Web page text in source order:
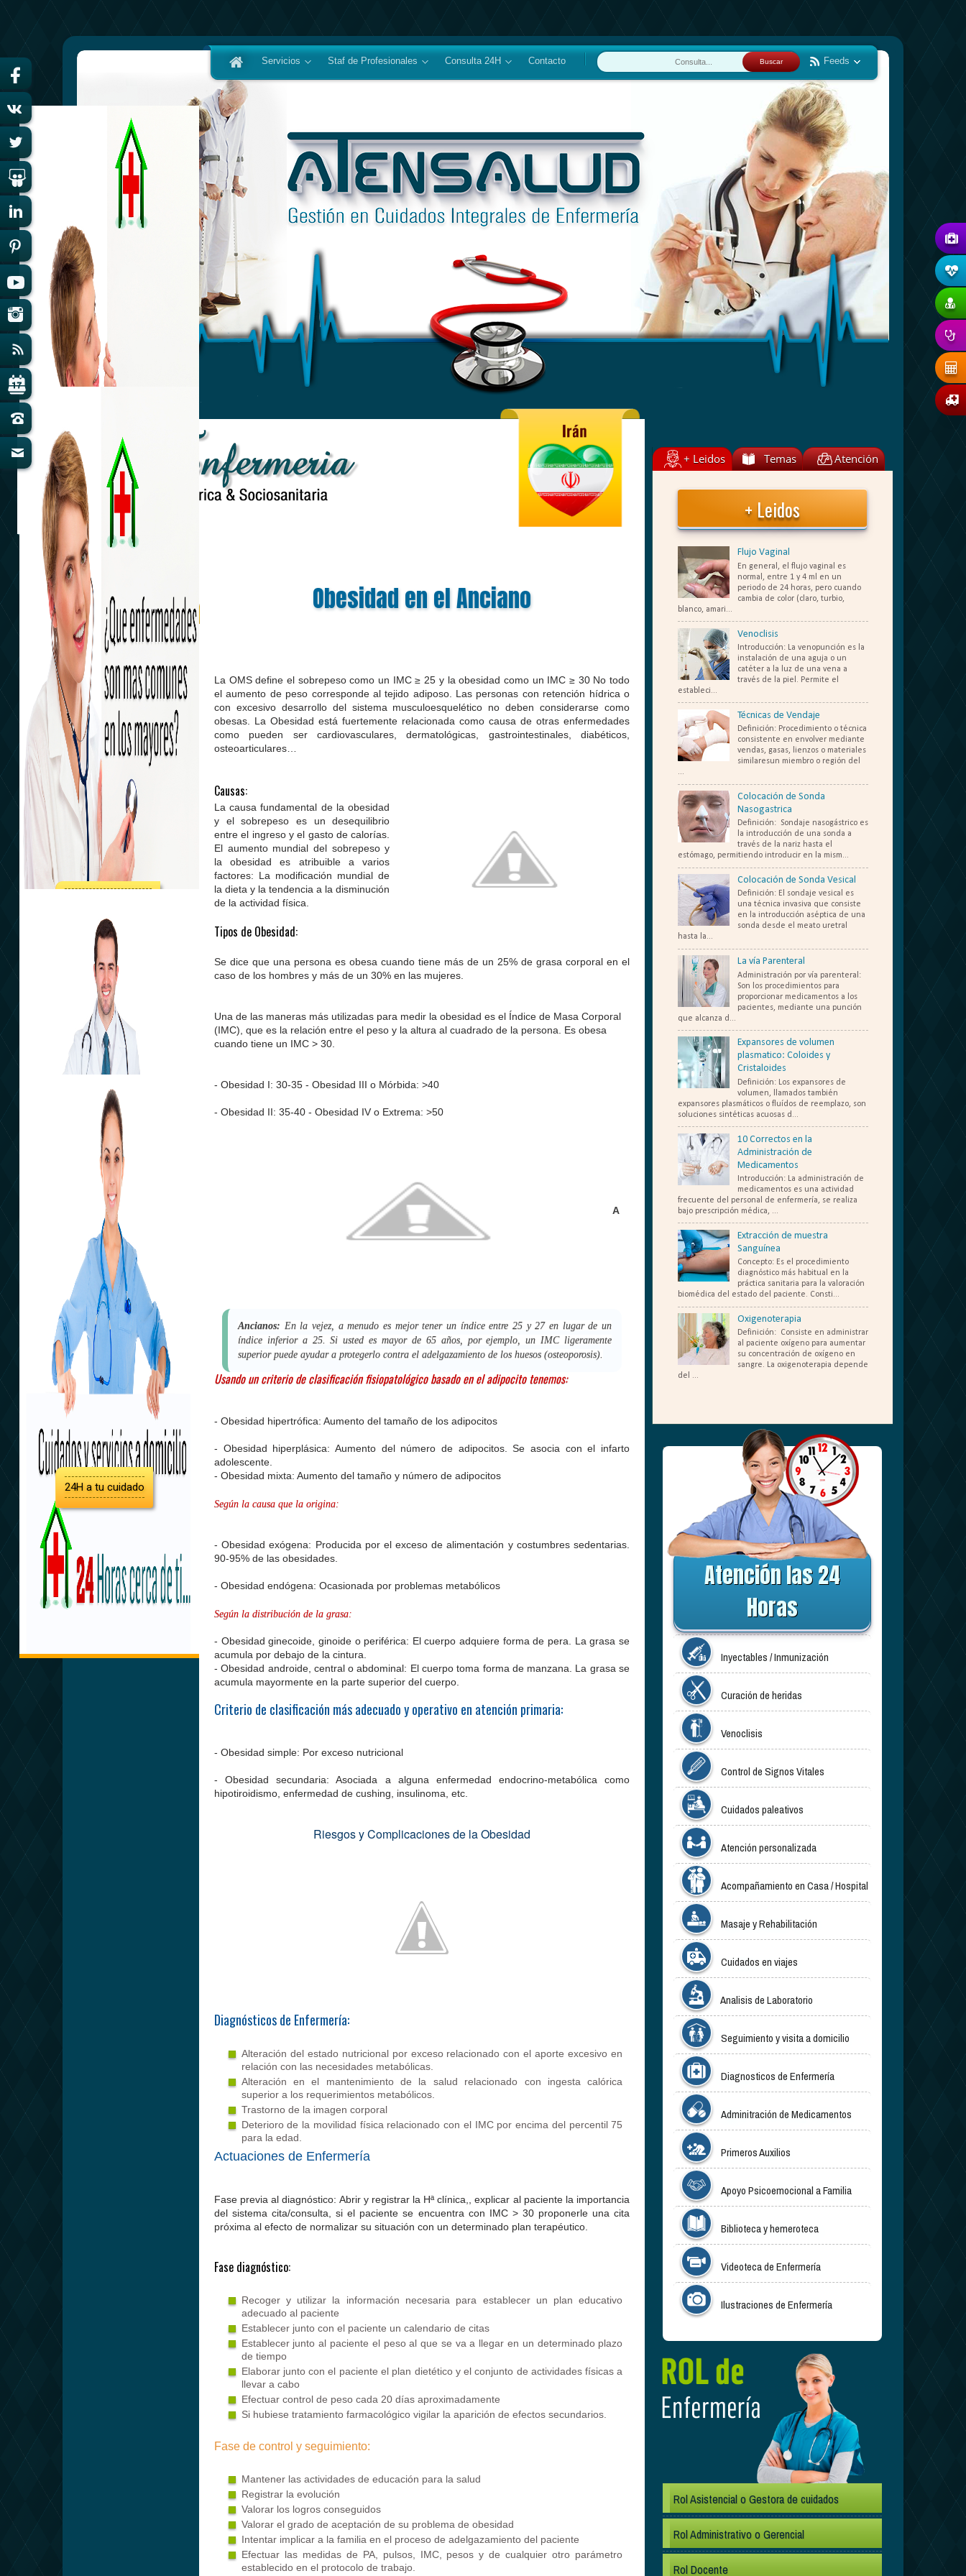
Servicios Staf de Profesionales Consulta 24H Contacto Buscar Feeds
Amabilidad y Confianza
Plan Sanitario
24H a tu cuidado
Obesidad en el Anciano
La OMS define el sobrepeso como un IMC ≥ 25 y la obesidad como un IMC ≥ 30 No todo
el aumento de peso corresponde al tejido adiposo. Las personas con retención hídrica o
con excesivo desarrollo del sistema musculoesquelético no deben considerarse como
obesas. La Obesidad está fuertemente relacionada como causa de otras enfermedades
como pueden ser cardiovasculares, dermatológicas, gastrointestinales, diabéticos,
osteoarticulares…
Causas:
La causa fundamental de la obesidad
y el sobrepeso es un desequilibrio
entre el ingreso y el gasto de calorías.
El aumento mundial del sobrepeso y
la obesidad es atribuible a varios
factores: La modificación mundial de
la dieta y la tendencia a la disminución
de la actividad física.
Tipos de Obesidad:
Se dice que una persona es obesa cuando tiene más de un 25% de grasa corporal en el
caso de los hombres y más de un 30% en las mujeres.
Una de las maneras más utilizadas para medir la obesidad es el Índice de Masa Corporal
(IMC), que es la relación entre el peso y la altura al cuadrado de la persona. Es obesa
cuando tiene un IMC > 30.
- Obesidad I: 30-35 - Obesidad III o Mórbida: >40
- Obesidad II: 35-40 - Obesidad IV o Extrema: >50
A
Ancianos: En la vejez, a menudo es mejor tener un índice entre 25 y 27 en lugar de un
índice inferior a 25. Si usted es mayor de 65 años, por ejemplo, un IMC ligeramente
superior puede ayudar a protegerlo contra el adelgazamiento de los huesos (osteoporosis).
Usando un criterio de clasificación fisiopatológico basado en el adipocito tenemos:
- Obesidad hipertrófica: Aumento del tamaño de los adipocitos
- Obesidad hiperplásica: Aumento del número de adipocitos. Se asocia con el infarto
adolescente.
- Obesidad mixta: Aumento del tamaño y número de adipocitos
Según la causa que la origina:
- Obesidad exógena: Producida por el exceso de alimentación y costumbres sedentarias.
90-95% de las obesidades.
- Obesidad endógena: Ocasionada por problemas metabólicos
Según la distribución de la grasa:
- Obesidad ginecoide, ginoide o periférica: El cuerpo adquiere forma de pera. La grasa se
acumula por debajo de la cintura.
- Obesidad androide, central o abdominal: El cuerpo toma forma de manzana. La grasa se
acumula mayormente en la parte superior del cuerpo.
Criterio de clasificación más adecuado y operativo en atención primaria:
- Obesidad simple: Por exceso nutricional
- Obesidad secundaria: Asociada a alguna enfermedad endocrino-metabólica como
hipotiroidismo, enfermedad de cushing, insulinoma, etc.
Riesgos y Complicaciones de la Obesidad
Diagnósticos de Enfermería:
Alteración del estado nutricional por exceso relacionado con el aporte excesivo en
relación con las necesidades metabólicas.
Alteración en el mantenimiento de la salud relacionado con ingesta calórica
superior a los requerimientos metabólicos.
Trastorno de la imagen corporal
Deterioro de la movilidad física relacionado con el IMC por encima del percentil 75
para la edad.
Actuaciones de Enfermería
Fase previa al diagnóstico: Abrir y registrar la Hª clínica,, explicar al paciente la importancia
del sistema cita/consulta, si el paciente se encuentra con IMC > 30 proponerle una cita
próxima al efecto de normalizar su situación con un determinado plan terapéutico.
Fase diagnóstico:
Recoger y utilizar la información necesaria para establecer un plan educativo
adecuado al paciente
Establecer junto con el paciente un calendario de citas
Establecer junto al paciente el peso al que se va a llegar en un determinado plazo
de tiempo
Elaborar junto con el paciente el plan dietético y el conjunto de actividades físicas a
llevar a cabo
Efectuar control de peso cada 20 días aproximadamente
Si hubiese tratamiento farmacológico vigilar la aparición de efectos secundarios.
Fase de control y seguimiento:
Mantener las actividades de educación para la salud
Registrar la evolución
Valorar los logros conseguidos
Valorar el grado de aceptación de su problema de obesidad
Intentar implicar a la familia en el proceso de adelgazamiento del paciente
Efectuar las medidas de PA, pulsos, IMC, pesos y de cualquier otro parámetro
establecido en el protocolo de trabajo.
+ Leidos Temas Atención
+ Leidos
Flujo Vaginal
En general, el flujo vaginal es
normal, entre 1 y 4 ml en un
periodo de 24 horas, pero cuando
cambia de color (claro, turbio,
blanco, amari...
Venoclisis
Introducción: La venopunción es la
instalación de una aguja o un
catéter a la luz de una vena a
través de la piel. Permite el
estableci...
Técnicas de Vendaje
Definición: Procedimiento o técnica
consistente en envolver mediante
vendas, gasas, lienzos o materiales
similaresun miembro o región del
...
Colocación de Sonda
Nasogastrica
Definición: Sondaje nasogástrico es
la introducción de una sonda a
través de la nariz hasta el
estómago, permitiendo introducir en la mism...
Colocación de Sonda Vesical
Definición: El sondaje vesical es
una técnica invasiva que consiste
en la introducción aséptica de una
sonda desde el meato uretral
hasta la...
La vía Parenteral
Administración por vía parenteral:
Son los procedimientos para
proporcionar medicamentos a los
pacientes, mediante una punción
que alcanza d...
Expansores de volumen
plasmatico: Coloides y
Cristaloides
Definición: Los expansores de
volumen, llamados también
expansores plasmáticos o fluídos de reemplazo, son
soluciones sintéticas acuosas d...
10 Correctos en la
Administración de
Medicamentos
Introducción: La administración de
medicamentos es una actividad
frecuente del personal de enfermería, se realiza
bajo prescripción médica, ...
Extracción de muestra
Sanguínea
Concepto: Es el procedimiento
diagnóstico más habitual en la
práctica sanitaria para la valoración
biomédica del estado del paciente. Consti...
Oxigenoterapia
Definición: Consiste en administrar
al paciente oxígeno para aumentar
su concentración de oxígeno en
sangre. La oxigenoterapia depende
del ...
....
Atención las 24
Horas
Inyectables / Inmunización
Curación de heridas
Venoclisis
Control de Signos Vitales
Cuidados paleativos
Atención personalizada
Acompañamiento en Casa / Hospital
Masaje y Rehabilitación
Cuidados en viajes
Analisis de Laboratorio
Seguimiento y visita a domicilio
Diagnosticos de Enfermería
Adminitración de Medicamentos
Primeros Auxilios
Apoyo Psicoemocional a Familia
Biblioteca y hemeroteca
Videoteca de Enfermería
Ilustraciones de Enfermería
Rol Asistencial o Gestora de cuidados
Rol Administrativo o Gerencial
Rol Docente